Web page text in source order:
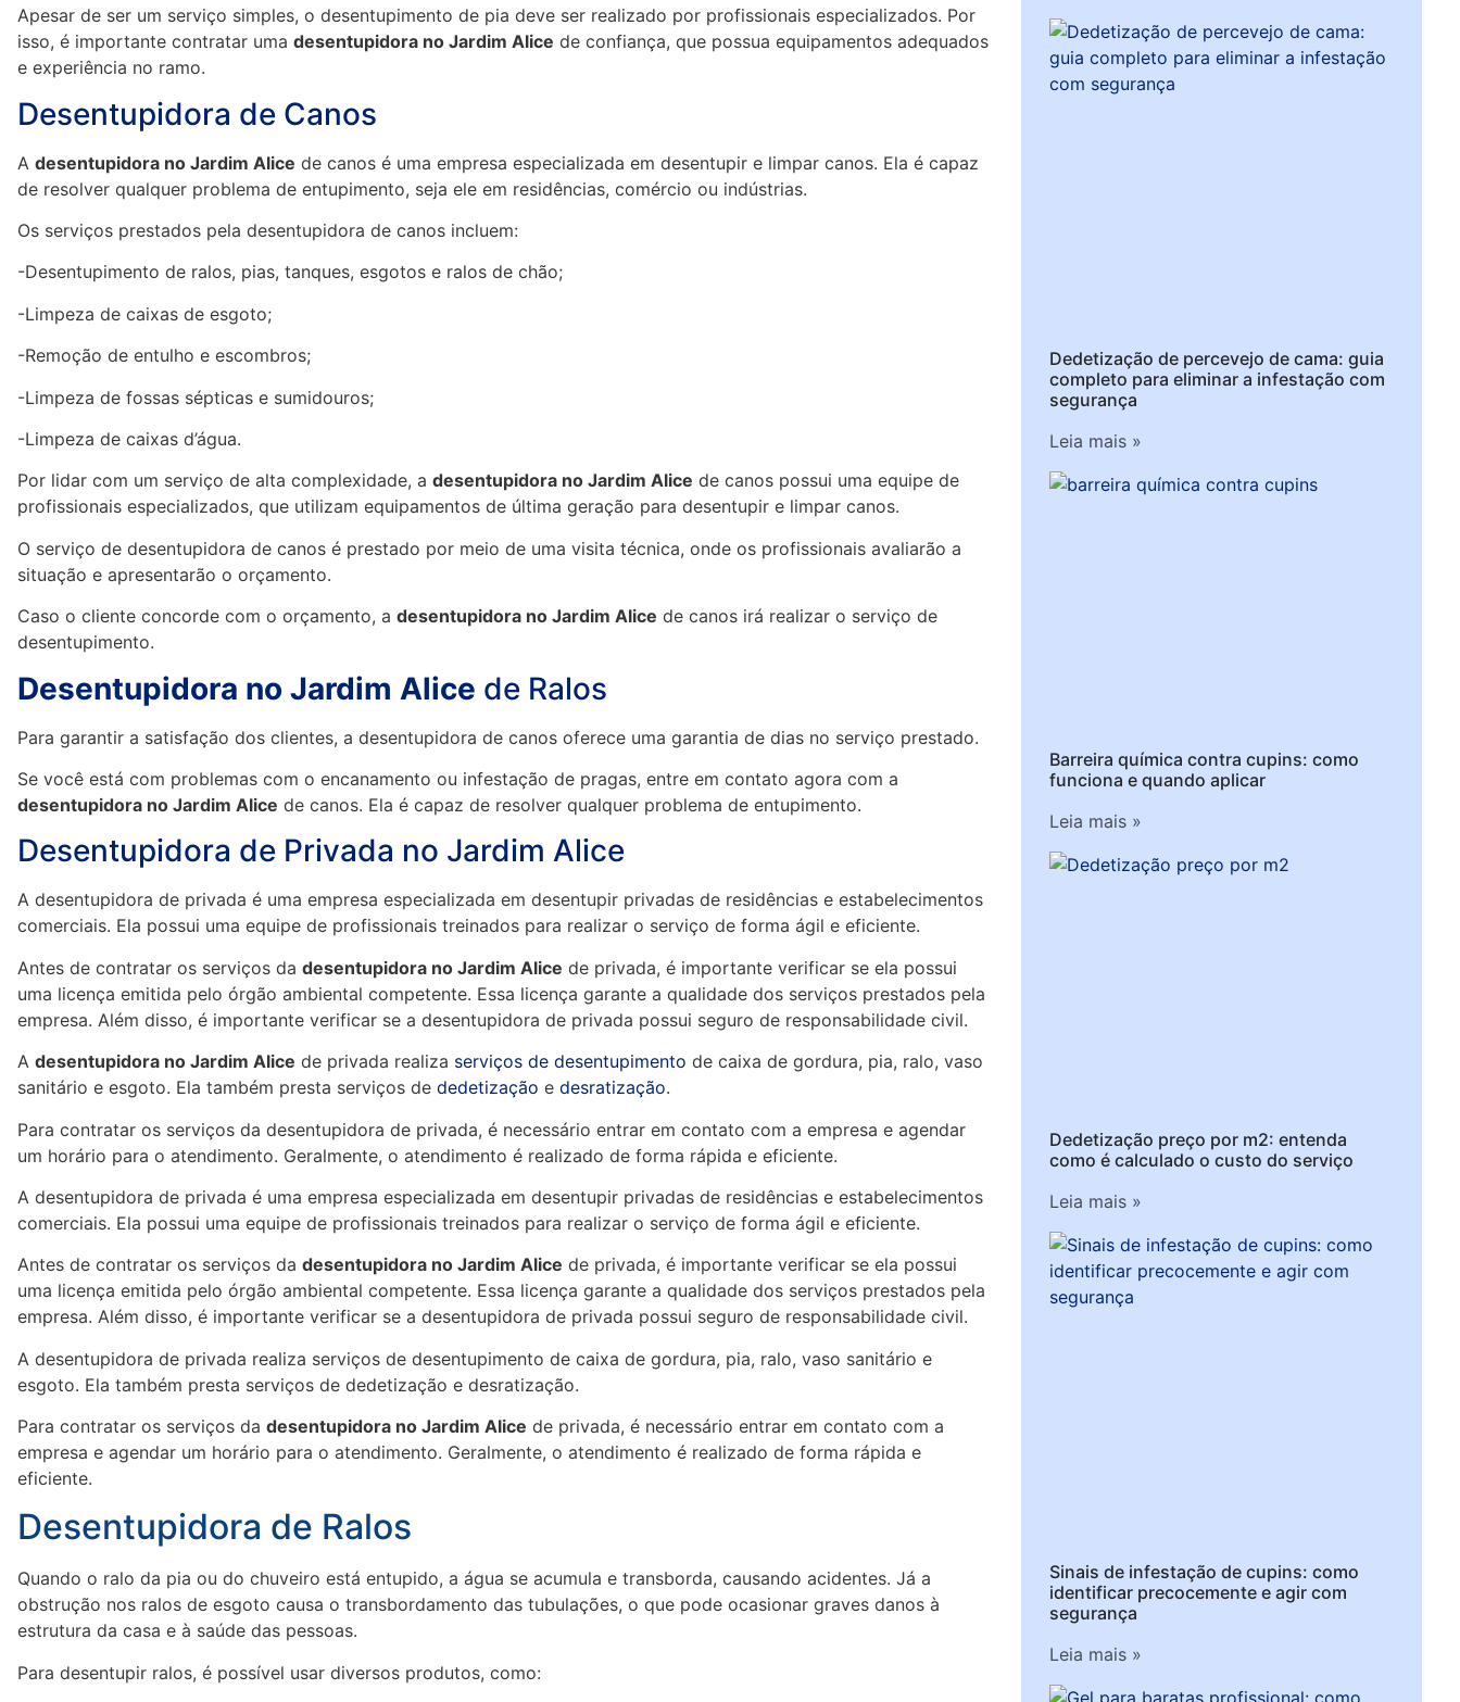
Apesar de ser um serviço simples, o desentupimento de pia deve ser realizado por profissionais especializados. Por
isso, é importante contratar uma desentupidora no Jardim Alice de confiança, que possua equipamentos adequados
e experiência no ramo.
Desentupidora de Canos
A desentupidora no Jardim Alice de canos é uma empresa especializada em desentupir e limpar canos. Ela é capaz
de resolver qualquer problema de entupimento, seja ele em residências, comércio ou indústrias.
Os serviços prestados pela desentupidora de canos incluem:
-Desentupimento de ralos, pias, tanques, esgotos e ralos de chão;
-Limpeza de caixas de esgoto;
-Remoção de entulho e escombros;
-Limpeza de fossas sépticas e sumidouros;
-Limpeza de caixas d’água.
Por lidar com um serviço de alta complexidade, a desentupidora no Jardim Alice de canos possui uma equipe de
profissionais especializados, que utilizam equipamentos de última geração para desentupir e limpar canos.
O serviço de desentupidora de canos é prestado por meio de uma visita técnica, onde os profissionais avaliarão a
situação e apresentarão o orçamento.
Caso o cliente concorde com o orçamento, a desentupidora no Jardim Alice de canos irá realizar o serviço de
desentupimento.
Desentupidora no Jardim Alice de Ralos
Para garantir a satisfação dos clientes, a desentupidora de canos oferece uma garantia de dias no serviço prestado.
Se você está com problemas com o encanamento ou infestação de pragas, entre em contato agora com a
desentupidora no Jardim Alice de canos. Ela é capaz de resolver qualquer problema de entupimento.
Desentupidora de Privada no Jardim Alice
A desentupidora de privada é uma empresa especializada em desentupir privadas de residências e estabelecimentos
comerciais. Ela possui uma equipe de profissionais treinados para realizar o serviço de forma ágil e eficiente.
Antes de contratar os serviços da desentupidora no Jardim Alice de privada, é importante verificar se ela possui
uma licença emitida pelo órgão ambiental competente. Essa licença garante a qualidade dos serviços prestados pela
empresa. Além disso, é importante verificar se a desentupidora de privada possui seguro de responsabilidade civil.
A desentupidora no Jardim Alice de privada realiza serviços de desentupimento de caixa de gordura, pia, ralo, vaso
sanitário e esgoto. Ela também presta serviços de dedetização e desratização.
Para contratar os serviços da desentupidora de privada, é necessário entrar em contato com a empresa e agendar
um horário para o atendimento. Geralmente, o atendimento é realizado de forma rápida e eficiente.
A desentupidora de privada é uma empresa especializada em desentupir privadas de residências e estabelecimentos
comerciais. Ela possui uma equipe de profissionais treinados para realizar o serviço de forma ágil e eficiente.
Antes de contratar os serviços da desentupidora no Jardim Alice de privada, é importante verificar se ela possui
uma licença emitida pelo órgão ambiental competente. Essa licença garante a qualidade dos serviços prestados pela
empresa. Além disso, é importante verificar se a desentupidora de privada possui seguro de responsabilidade civil.
A desentupidora de privada realiza serviços de desentupimento de caixa de gordura, pia, ralo, vaso sanitário e
esgoto. Ela também presta serviços de dedetização e desratização.
Para contratar os serviços da desentupidora no Jardim Alice de privada, é necessário entrar em contato com a
empresa e agendar um horário para o atendimento. Geralmente, o atendimento é realizado de forma rápida e
eficiente.
Desentupidora de Ralos
Quando o ralo da pia ou do chuveiro está entupido, a água se acumula e transborda, causando acidentes. Já a
obstrução nos ralos de esgoto causa o transbordamento das tubulações, o que pode ocasionar graves danos à
estrutura da casa e à saúde das pessoas.
Para desentupir ralos, é possível usar diversos produtos, como:
Dedetização de percevejo de cama: guia
completo para eliminar a infestação com
segurança
Leia mais »
Barreira química contra cupins: como
funciona e quando aplicar
Leia mais »
Dedetização preço por m2: entenda
como é calculado o custo do serviço
Leia mais »
Sinais de infestação de cupins: como
identificar precocemente e agir com
segurança
Leia mais »